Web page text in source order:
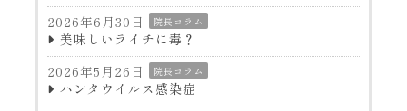
2026年6月30日
院長コラム
美味しいライチに毒？
2026年5月26日
院長コラム
ハンタウイルス感染症